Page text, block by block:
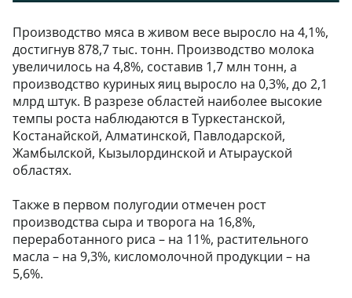
Производство мяса в живом весе выросло на 4,1%,
достигнув 878,7 тыс. тонн. Производство молока
увеличилось на 4,8%, составив 1,7 млн тонн, а
производство куриных яиц выросло на 0,3%, до 2,1
млрд штук. В разрезе областей наиболее высокие
темпы роста наблюдаются в Туркестанской,
Костанайской, Алматинской, Павлодарской,
Жамбылской, Кызылординской и Атырауской
областях.
Также в первом полугодии отмечен рост
производства сыра и творога на 16,8%,
переработанного риса – на 11%, растительного
масла – на 9,3%, кисломолочной продукции – на
5,6%.